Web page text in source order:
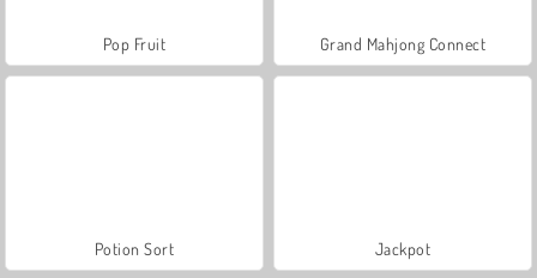
Pop Fruit Grand Mahjong Connect
Potion Sort Jackpot